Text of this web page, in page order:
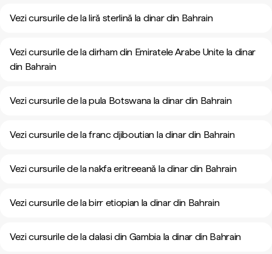
Vezi cursurile de la liră sterlină la dinar din Bahrain
Vezi cursurile de la dirham din Emiratele Arabe Unite la dinar
din Bahrain
Vezi cursurile de la pula Botswana la dinar din Bahrain
Vezi cursurile de la franc djiboutian la dinar din Bahrain
Vezi cursurile de la nakfa eritreeană la dinar din Bahrain
Vezi cursurile de la birr etiopian la dinar din Bahrain
Vezi cursurile de la dalasi din Gambia la dinar din Bahrain